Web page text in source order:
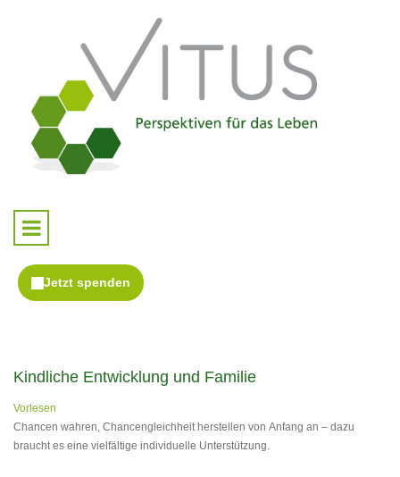
Kindliche Entwicklung und Familie
Vorlesen
Chancen wahren, Chancengleichheit herstellen von Anfang an – dazu
braucht es eine vielfältige individuelle Unterstützung.